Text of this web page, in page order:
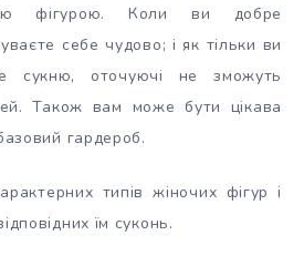
фігурою. Коли ви добре
себе чудово; і як тільки ви
сукню, оточуючі не зможуть
Також вам може бути цікава
гардероб.
типів жіночих фігур і
їм суконь.